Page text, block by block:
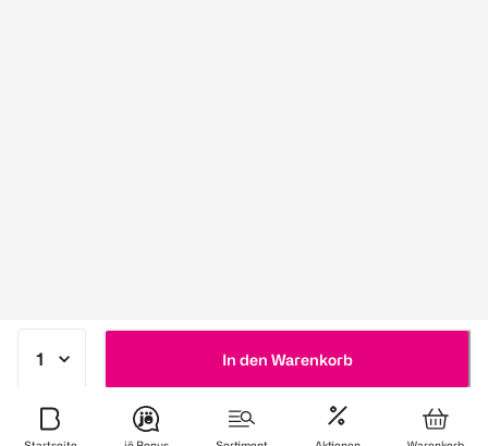
In den Warenkorb